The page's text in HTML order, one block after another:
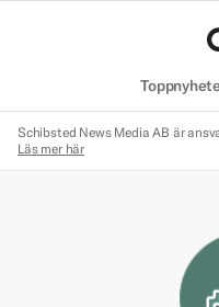
Schibsted News Media AB är
Läs mer här